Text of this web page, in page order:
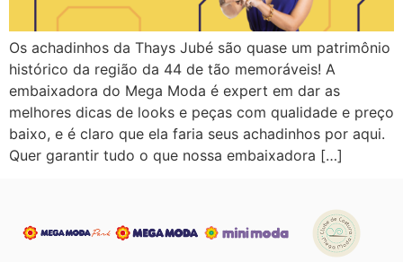
Os achadinhos da Thays Jubé são quase um patrimônio
histórico da região da 44 de tão memoráveis! A
embaixadora do Mega Moda é expert em dar as
melhores dicas de looks e peças com qualidade e preço
baixo, e é claro que ela faria seus achadinhos por aqui.
Quer garantir tudo o que nossa embaixadora […]